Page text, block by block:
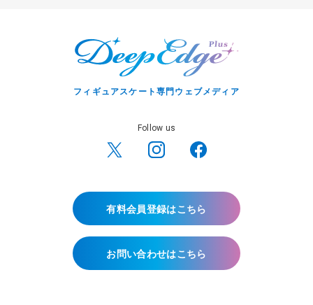
フィギュアスケート専門ウェブメディア
Follow us
有料会員登録はこちら
お問い合わせはこちら